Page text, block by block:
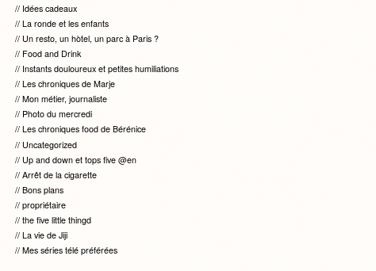
Idées cadeaux
La ronde et les enfants
Un resto, un hòtel, un parc à Paris ?
Food and Drink
Instants douloureux et petites humiliations
Les chroniques de Marje
Mon métier, journaliste
Photo du mercredi
Les chroniques food de Bérénice
Uncategorized
Up and down et tops five @en
Arrêt de la cigarette
Bons plans
propriétaire
the five little thingd
La vie de Jiji
Mes séries télé préférées